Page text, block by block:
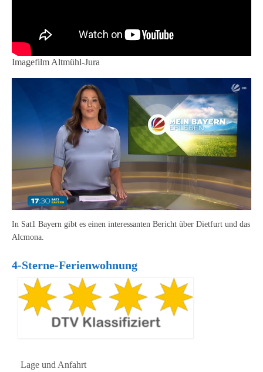
Imagefilm Altmühl-Jura
In Sat1 Bayern gibt es einen interessanten Bericht über Dietfurt und das
Alcmona.
4-Sterne-Ferienwohnung
Lage und Anfahrt